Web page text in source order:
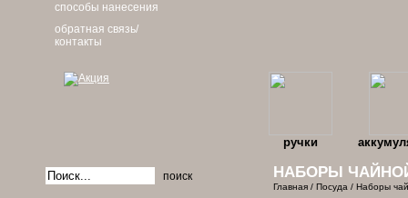
способы нанесения
обратная связь/
контакты
ручки
поиск НАБОРЫ
Главная / Посуда / Наборы